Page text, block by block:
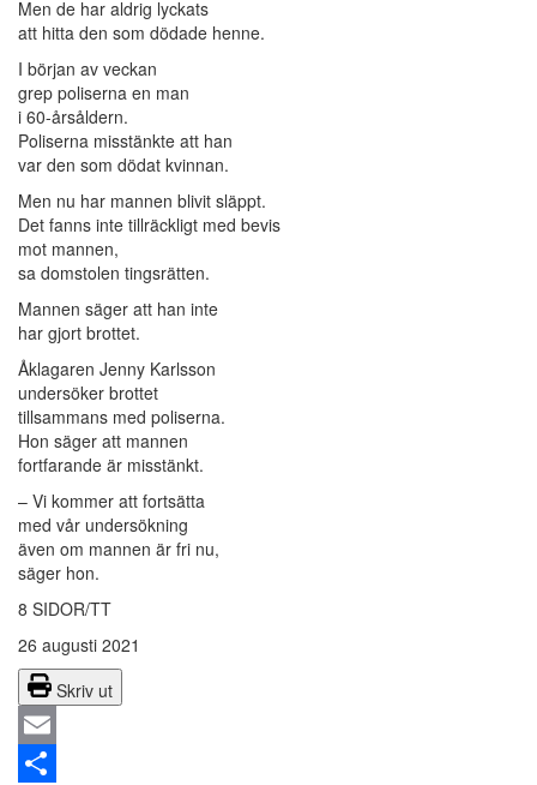
Men de har aldrig lyckats
att hitta den som dödade henne.
I början av veckan
grep poliserna en man
i 60-årsåldern.
Poliserna misstänkte att han
var den som dödat kvinnan.
Men nu har mannen blivit släppt.
Det fanns inte tillräckligt med bevis
mot mannen,
sa domstolen tingsrätten.
Mannen säger att han inte
har gjort brottet.
Åklagaren Jenny Karlsson
undersöker brottet
tillsammans med poliserna.
Hon säger att mannen
fortfarande är misstänkt.
– Vi kommer att fortsätta
med vår undersökning
även om mannen är fri nu,
säger hon.
8 SIDOR/TT
26 augusti 2021
Skriv ut
Email